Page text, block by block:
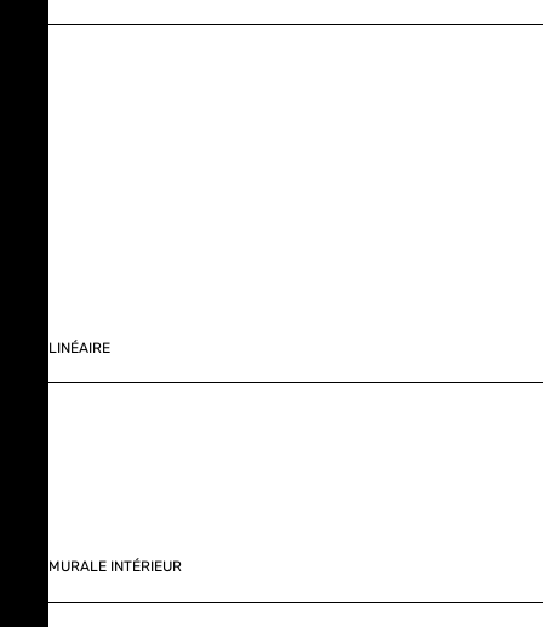
LINÉAIRE
MURALE INTÉRIEUR